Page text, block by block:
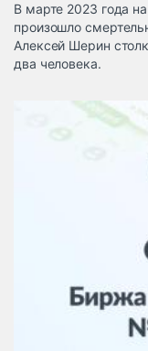
В марте 2023 года
произошло
Алексей Шерин
два человека.